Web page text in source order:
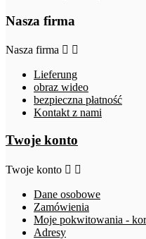
Nasza firma
Nasza firma  
Lieferung
obraz wideo
bezpieczna płatność
Kontakt z nami
Twoje konto
Twoje konto  
Dane osobowe
Zamówienia
Moje pokwitowania -
Adresy